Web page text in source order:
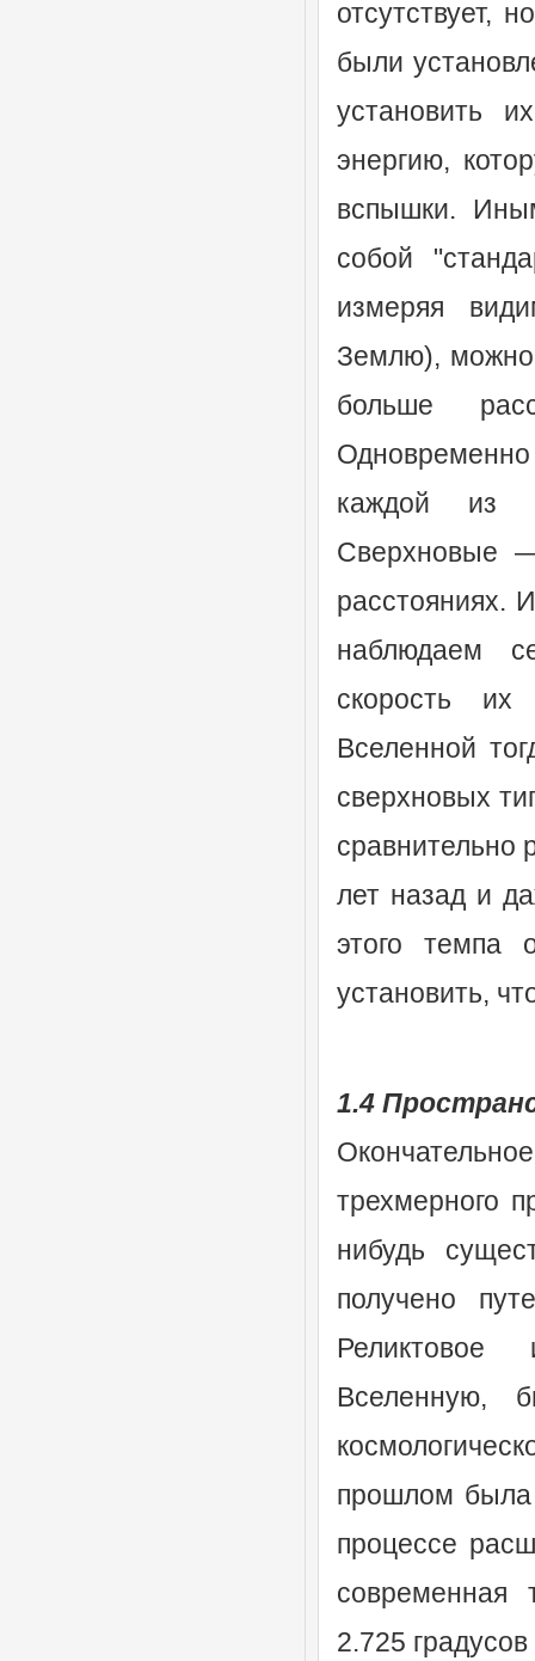
отсутствует,
были
установить
энергию,
вспышки.
собой
измеряя
Землю), можно
больше
каждой из
Сверхновые
расстояниях.
наблюдаем
скорость их
Вселенной
сверхновых
сравнительно
лет назад и
этого темпа
установить,
1.4
трехмерного
нибудь
получено
Реликтовое
Вселенную,
прошлом была
процессе
современная
2.725